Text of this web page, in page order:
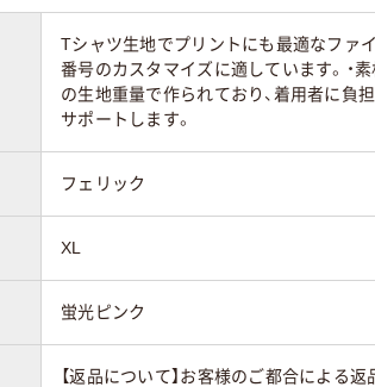
Tシャツ生地でプリントにも最適なファ
番号のカスタマイズに適しています。・
の生地重量で作られており、着用者に負
サポートします。
フェリック
XL
蛍光ピンク
【返品について】お客様のご都合による